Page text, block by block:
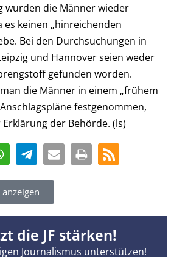
wurden die Männer wieder
es keinen „hinreichenden
Bei den Durchsuchungen in
und Hannover seien weder
gefunden worden.
die Männer in einem „frühem
festgenommen,
der Behörde. (ls)
die JF stärken!
Journalismus unterstützen!